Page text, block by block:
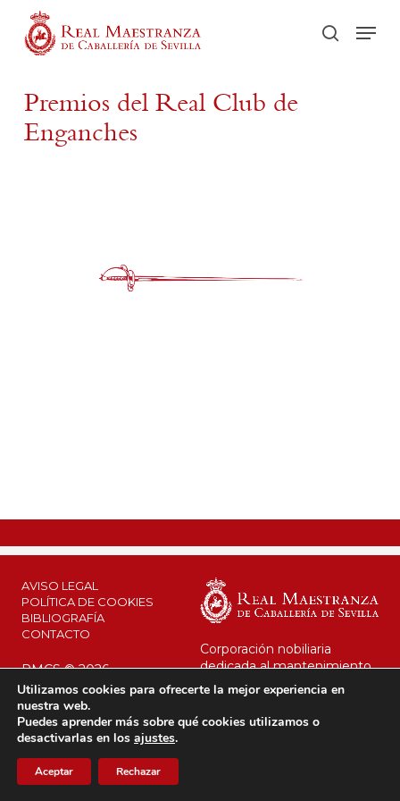
main
buscar
Premios del Real Club de
Enganches
AVISO LEGAL
POLÍTICA DE COOKIES
BIBLIOGRAFÍA
CONTACTO
RMCS © 2026
Corporación nobiliaria
dedicada al mantenimiento
de su legado y al interés
público.
Desde 1670 al servicio de la
Utilizamos cookies para ofrecerte la mejor experiencia en
nuestra web.
Puedes aprender más sobre qué cookies utilizamos o
desactivarlas en los ajustes.
Aceptar Rechazar